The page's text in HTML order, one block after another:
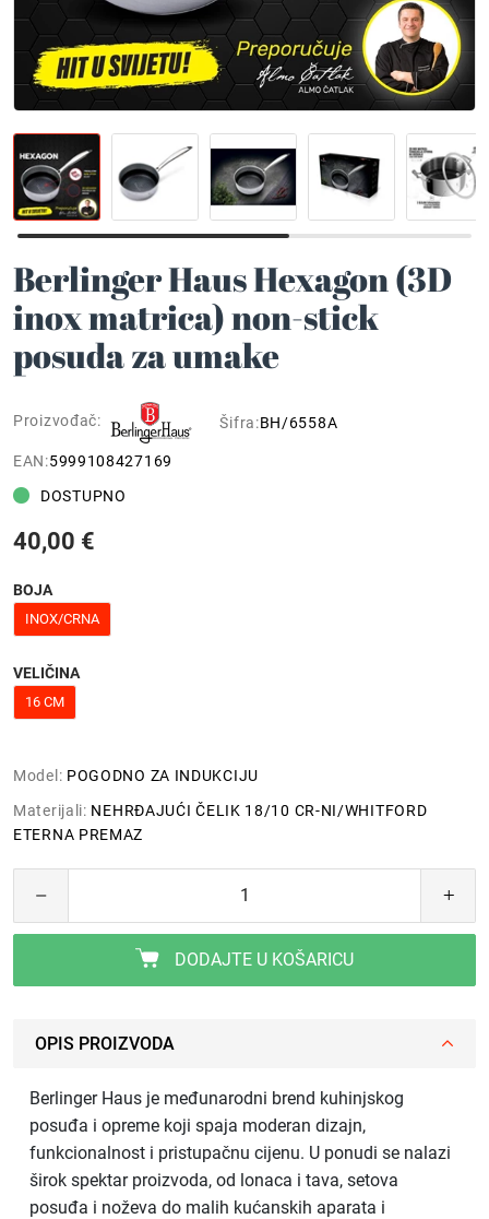
Berlinger Haus Hexagon (3D
inox matrica) non-stick
posuda za umake
Proizvođač: Šifra:BH/6558A
EAN:5999108427169
DOSTUPNO
40,00 €
BOJA
INOX/CRNA
VELIČINA
16 CM
Model: POGODNO ZA INDUKCIJU
Materijali: NEHRĐAJUĆI ČELIK 18/10 CR-NI/WHITFORD
ETERNA PREMAZ
DODAJTE U KOŠARICU
OPIS PROIZVODA
Berlinger Haus je međunarodni brend kuhinjskog
posuđa i opreme koji spaja moderan dizajn,
funkcionalnost i pristupačnu cijenu. U ponudi se nalazi
širok spektar proizvoda, od lonaca i tava, setova
posuđa i noževa do malih kućanskih aparata i